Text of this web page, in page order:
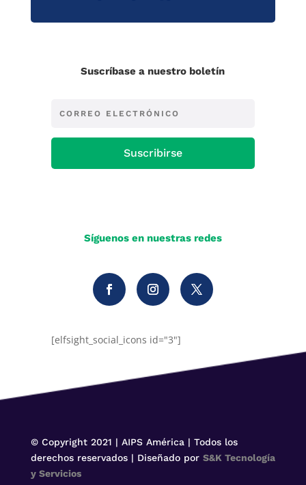
Suscríbase a nuestro boletín
Suscribirse
Síguenos en nuestras redes
[elfsight_social_icons id="3"]
© Copyright 2021 | AIPS América | Todos los
derechos reservados | Diseñado por S&K Tecnología
y Servicios